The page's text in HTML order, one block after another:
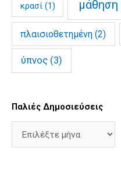
κρασί(1) μάθηση
πλαισιοθετημένη (2)
ύπνος(3)
Παλιές Δημοσιεύσεις